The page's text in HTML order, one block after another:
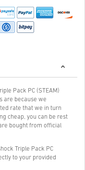
Pack PC (STEAM)
are because we
rate that we in turn
cheap, you can be rest
bought from official
Triple Pack PC
to your provided